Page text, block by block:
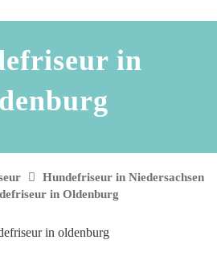
in
Hundefriseur in Niedersachsen
in Oldenburg